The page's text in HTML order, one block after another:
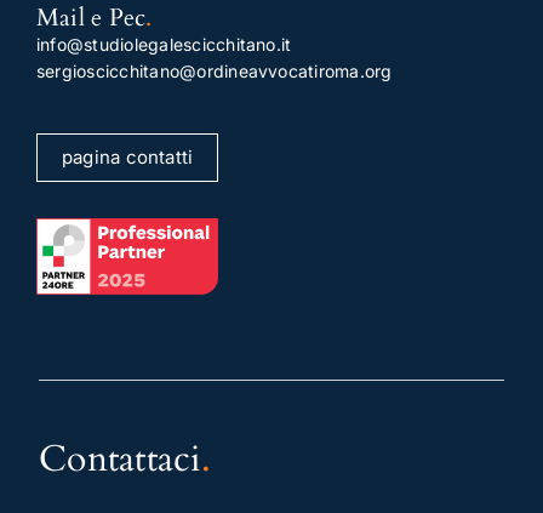
Mail e Pec.
info@studiolegalescicchitano.it
sergioscicchitano@ordineavvocatiroma.org
pagina contatti
Contattaci.